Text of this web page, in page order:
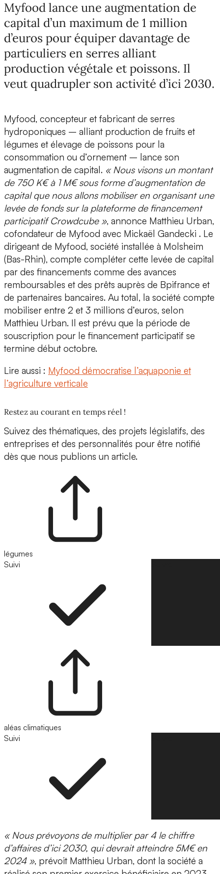
Myfood lance une augmentation de
capital d’un maximum de 1 million
d’euros pour équiper davantage de
particuliers en serres alliant
production végétale et poissons. Il
veut quadrupler son activité d’ici 2030.
Myfood, concepteur et fabricant de serres
hydroponiques – alliant production de fruits et
légumes et élevage de poissons pour la
consommation ou d’ornement – lance son
augmentation de capital. « Nous visons un montant
de 750 K€ à 1 M€ sous forme d’augmentation de
capital que nous allons mobiliser en organisant une
levée de fonds sur la plateforme de financement
participatif Crowdcube », annonce Matthieu Urban,
cofondateur de Myfood avec Mickaël Gandecki . Le
dirigeant de Myfood, société installée à Molsheim
(Bas-Rhin), compte compléter cette levée de capital
par des financements comme des avances
remboursables et des prêts auprès de Bpifrance et
de partenaires bancaires. Au total, la société compte
mobiliser entre 2 et 3 millions d’euros, selon
Matthieu Urban. Il est prévu que la période de
souscription pour le financement participatif se
termine début octobre.
Lire aussi : Myfood démocratise l’aquaponie et
l’agriculture verticale
Restez au courant en temps réel !
Suivez des thématiques, des projets législatifs, des
entreprises et des personnalités pour être notifié
dès que nous publions un article.
légumes
Suivi
aléas climatiques
Suivi
« Nous prévoyons de multiplier par 4 le chiffre
d’affaires d’ici 2030, qui devrait atteindre 5M€ en
2024 », prévoit Matthieu Urban, dont la société a